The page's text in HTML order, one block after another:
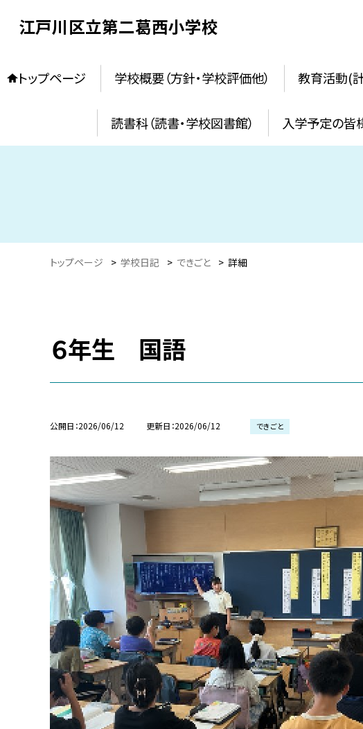
江戸川区立第二葛西小学校
トップページ 学校概要（方針・学校評価他） 教育活動(計
読書科（読書・学校図書館） 入学予定の皆
トップページ > 学校日記 > できごと > 詳細
６年生 国語
公開日 2026/06/12 更新日 2026/06/12 できごと